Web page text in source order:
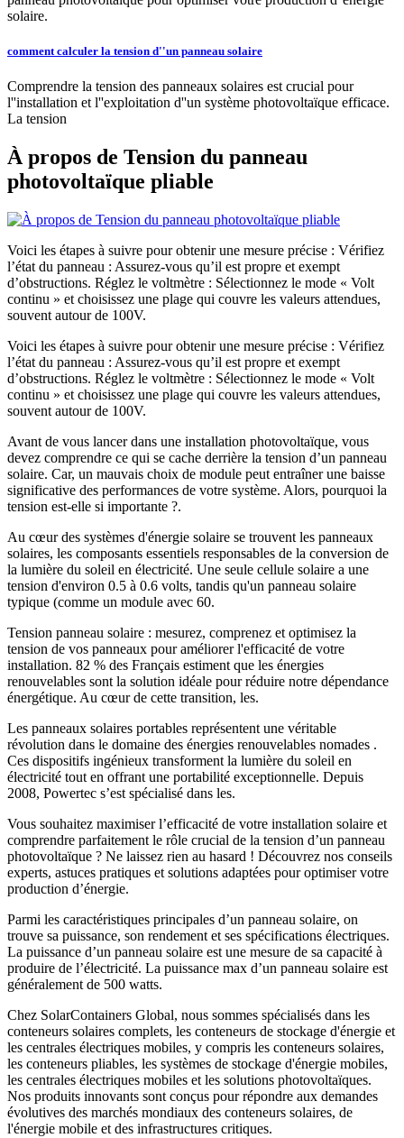
solaire.
comment calculer la tension d''un panneau solaire
Comprendre la tension des panneaux solaires est crucial pour
l''installation et l''exploitation d''un système photovoltaïque efficace.
La tension
À propos de Tension du panneau
photovoltaïque pliable
Voici les étapes à suivre pour obtenir une mesure précise : Vérifiez
l’état du panneau : Assurez-vous qu’il est propre et exempt
d’obstructions. Réglez le voltmètre : Sélectionnez le mode « Volt
continu » et choisissez une plage qui couvre les valeurs attendues,
souvent autour de 100V.
Voici les étapes à suivre pour obtenir une mesure précise : Vérifiez
l’état du panneau : Assurez-vous qu’il est propre et exempt
d’obstructions. Réglez le voltmètre : Sélectionnez le mode « Volt
continu » et choisissez une plage qui couvre les valeurs attendues,
souvent autour de 100V.
Avant de vous lancer dans une installation photovoltaïque, vous
devez comprendre ce qui se cache derrière la tension d’un panneau
solaire. Car, un mauvais choix de module peut entraîner une baisse
significative des performances de votre système. Alors, pourquoi la
tension est-elle si importante ?.
Au cœur des systèmes d'énergie solaire se trouvent les panneaux
solaires, les composants essentiels responsables de la conversion de
la lumière du soleil en électricité. Une seule cellule solaire a une
tension d'environ 0.5 à 0.6 volts, tandis qu'un panneau solaire
typique (comme un module avec 60.
Tension panneau solaire : mesurez, comprenez et optimisez la
tension de vos panneaux pour améliorer l'efficacité de votre
installation. 82 % des Français estiment que les énergies
renouvelables sont la solution idéale pour réduire notre dépendance
énergétique. Au cœur de cette transition, les.
Les panneaux solaires portables représentent une véritable
révolution dans le domaine des énergies renouvelables nomades .
Ces dispositifs ingénieux transforment la lumière du soleil en
électricité tout en offrant une portabilité exceptionnelle. Depuis
2008, Powertec s’est spécialisé dans les.
Vous souhaitez maximiser l’efficacité de votre installation solaire et
comprendre parfaitement le rôle crucial de la tension d’un panneau
photovoltaïque ? Ne laissez rien au hasard ! Découvrez nos conseils
experts, astuces pratiques et solutions adaptées pour optimiser votre
production d’énergie.
Parmi les caractéristiques principales d’un panneau solaire, on
trouve sa puissance, son rendement et ses spécifications électriques.
La puissance d’un panneau solaire est une mesure de sa capacité à
produire de l’électricité. La puissance max d’un panneau solaire est
généralement de 500 watts.
Chez SolarContainers Global, nous sommes spécialisés dans les
conteneurs solaires complets, les conteneurs de stockage d'énergie et
les centrales électriques mobiles, y compris les conteneurs solaires,
les conteneurs pliables, les systèmes de stockage d'énergie mobiles,
les centrales électriques mobiles et les solutions photovoltaïques.
Nos produits innovants sont conçus pour répondre aux demandes
évolutives des marchés mondiaux des conteneurs solaires, de
l'énergie mobile et des infrastructures critiques.